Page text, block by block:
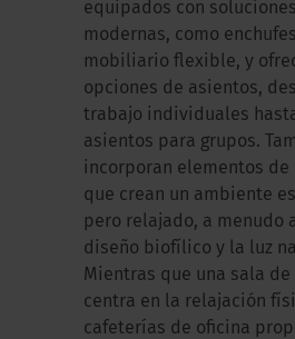
equipados con
modernas, como
mobiliario flexible, y
opciones de asientos,
trabajo individuales
asientos para grupos.
incorporan elementos
que crean un ambiente
pero relajado, a menudo
diseño biofílico y la luz
Mientras que una sala de
centra en la relajación
cafeterías de oficina